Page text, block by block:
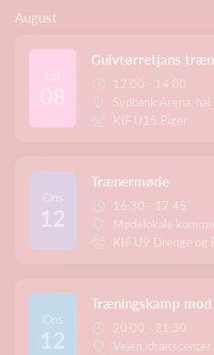
August
Gulvtørretjans
12:00 - 14:00
Sydbank Arena, hal
KIF U15 Piger
Trænermøde
16:30 - 17:45
Mødelokale
KIF U9 Drenge og
Ons
12
Træningskamp mod
20:00 - 21:30
Vejen idrætscenter